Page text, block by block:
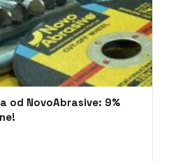
od NovoAbrasive: 9%